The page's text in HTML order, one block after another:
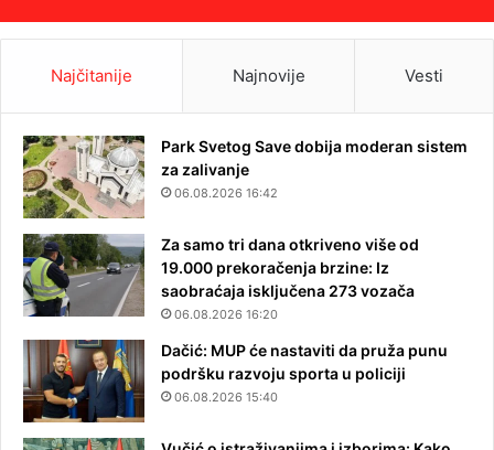
Najčitanije Najnovije Vesti
Park Svetog Save dobija moderan sistem
za zalivanje
06.08.2026 16:42
Za samo tri dana otkriveno više od
19.000 prekoračenja brzine: Iz
saobraćaja isključena 273 vozača
06.08.2026 16:20
Dačić: MUP će nastaviti da pruža punu
podršku razvoju sporta u policiji
06.08.2026 15:40